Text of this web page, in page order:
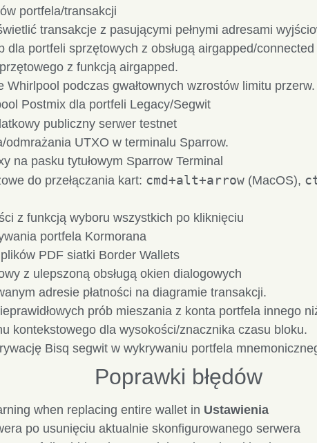
portfela/transakcji
transakcje z pasującymi pełnymi adresami
dla portfeli sprzętowych z obsługą airgapped/connected
z funkcją airgapped.
Whirlpool podczas gwałtownych wzrostów limitu przerw.
Postmix dla portfeli Legacy/Segwit
publiczny serwer testnet
UTXO w terminalu Sparrow.
na pasku tytułowym Sparrow Terminal
do przełączania kart: cmd+alt+arrow(MacOS),
z funkcją wyboru wszystkich po kliknięciu
portfela Kormorana
PDF siatki Border Wallets
z ulepszoną obsługą okien dialogowych
adresie płatności na diagramie transakcji.
prób mieszania z konta portfela innego
kontekstowego dla wysokości/znacznika czasu bloku.
Bisq segwit w wykrywaniu portfela
Poprawki błędów
when replacing entire wallet in Ustawienia
po usunięciu aktualnie skonfigurowanego serwera